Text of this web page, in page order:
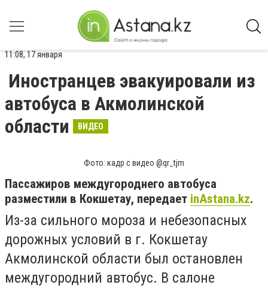
11:08, 17 января
Иностранцев эвакуировали из
автобуса в Акмолинской
области
ВИДЕО
Фото: кадр с видео @qr_tjm
Пассажиров междугороднего автобуса
разместили в Кокшетау, передает inAstana.kz.
Из-за сильного мороза и небезопасных
дорожных условий в г. Кокшетау
Акмолинской области был остановлен
междугородний автобус. В салоне